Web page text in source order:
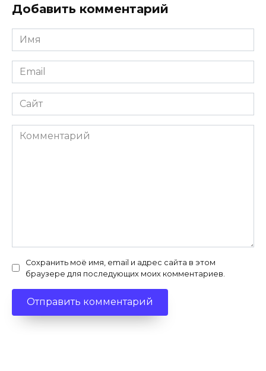
Добавить комментарий
Имя
*
Email
*
Сайт
Комментарий
Сохранить моё имя, email и адрес сайта в этом
браузере для последующих моих комментариев.